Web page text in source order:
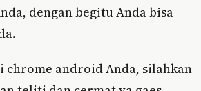
dengan begitu Anda bisa
chrome android Anda, silahkan